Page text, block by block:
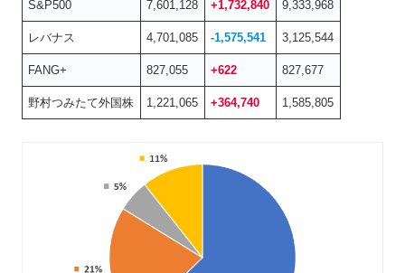
S&P500 7,601,128 +1,732,840 9,333,968
レバナス 4,701,085 -1,575,541 3,125,544
FANG+ 827,055 +622 827,677
野村つみたて外国株 1,221,065 +364,740 1,585,805